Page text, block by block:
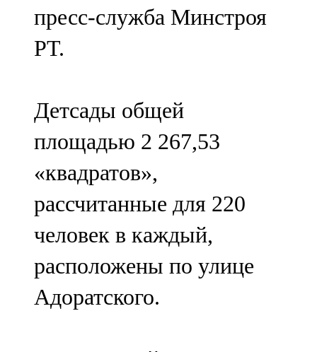
Чүпрәле
91,0 FM
102,3 FM
Яңа чишмә
107,0 FM
Яр Чаллы
105,5 FM
пресс-служба Минстроя
РТ.
Детсады общей
площадью 2 267,53
«квадратов»,
рассчитанные для 220
человек в каждый,
расположены по улице
Адоратского.